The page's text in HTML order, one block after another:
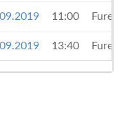
11:00
13:40